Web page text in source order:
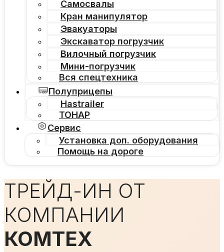
Самосвалы
Кран манипулятор
Эвакуаторы
Экскаватор погрузчик
Вилочный погрузчик
Мини-погрузчик
Вся спецтехника
Полуприцепы
Hastrailer
ТОНАР
Сервис
Установка доп. оборудования
Помощь на дороге
ТРЕЙД-ИН ОТ
КОМПАНИИ
КОМТЕХ